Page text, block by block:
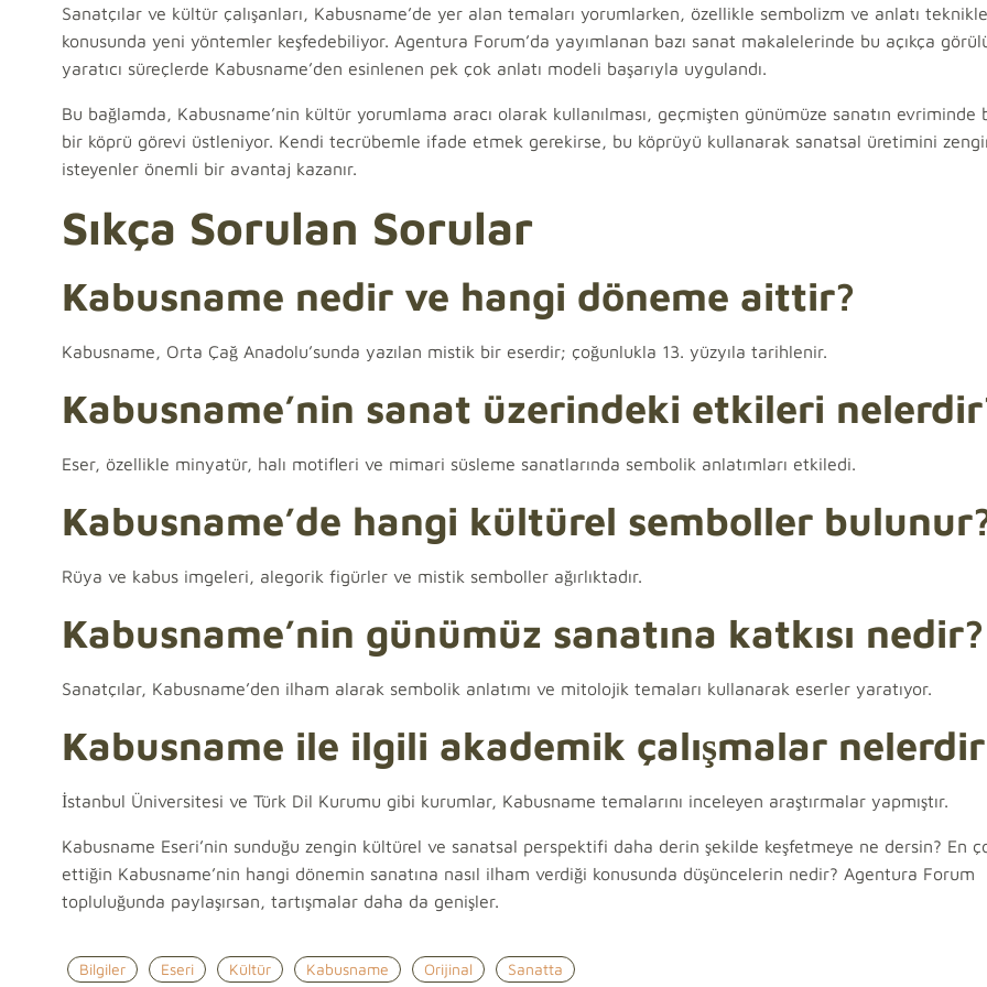
Sanatçılar ve kültür çalışanları, Kabusname’de yer alan temaları yorumlarken, özellikle sembolizm ve anlatı
konusunda yeni yöntemler keşfedebiliyor. Agentura Forum’da yayımlanan bazı sanat makalelerinde bu açıkça
yaratıcı süreçlerde Kabusname’den esinlenen pek çok anlatı modeli başarıyla uygulandı.
Bu bağlamda, Kabusname’nin kültür yorumlama aracı olarak kullanılması, geçmişten günümüze sanatın evriminde
bir köprü görevi üstleniyor. Kendi tecrübemle ifade etmek gerekirse, bu köprüyü kullanarak sanatsal üretimini
isteyenler önemli bir avantaj kazanır.
Sıkça Sorulan Sorular
Kabusname nedir ve hangi döneme aittir?
Kabusname, Orta Çağ Anadolu’sunda yazılan mistik bir eserdir; çoğunlukla 13. yüzyıla tarihlenir.
Kabusname’nin sanat üzerindeki etkileri
Eser, özellikle minyatür, halı motifleri ve mimari süsleme sanatlarında sembolik anlatımları etkiledi.
Kabusname’de hangi kültürel semboller
Rüya ve kabus imgeleri, alegorik figürler ve mistik semboller ağırlıktadır.
Kabusname’nin günümüz sanatına katkısı nedir?
Sanatçılar, Kabusname’den ilham alarak sembolik anlatımı ve mitolojik temaları kullanarak eserler yaratıyor.
Kabusname ile ilgili akademik çalışmalar
İstanbul Üniversitesi ve Türk Dil Kurumu gibi kurumlar, Kabusname temalarını inceleyen araştırmalar yapmıştır.
Kabusname Eseri’nin sunduğu zengin kültürel ve sanatsal perspektifi daha derin şekilde keşfetmeye ne dersin? En
ettiğin Kabusname’nin hangi dönemin sanatına nasıl ilham verdiği konusunda düşüncelerin nedir? Agentura Forum
topluluğunda paylaşırsan, tartışmalar daha da genişler.
Bilgiler Eseri Kültür Kabusname Orijinal Sanatta